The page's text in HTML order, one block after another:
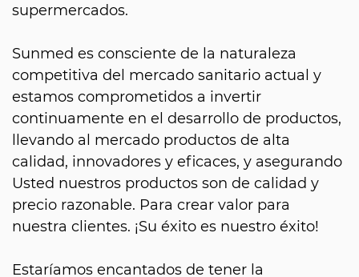
supermercados.
Sunmed es consciente de la naturaleza
competitiva del mercado sanitario actual y
estamos comprometidos a invertir
continuamente en el desarrollo de productos,
llevando al mercado productos de alta
calidad, innovadores y eficaces, y asegurando
Usted nuestros productos son de calidad y
precio razonable. Para crear valor para
nuestra clientes. ¡Su éxito es nuestro éxito!
Estaríamos encantados de tener la